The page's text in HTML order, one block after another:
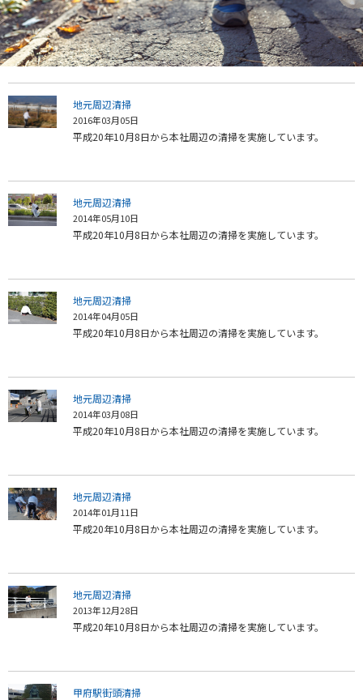
地元周辺清掃
2016年03月05日
平成20年10月8日から本社周辺の清掃を実施しています。
地元周辺清掃
2014年05月10日
平成20年10月8日から本社周辺の清掃を実施しています。
地元周辺清掃
2014年04月05日
平成20年10月8日から本社周辺の清掃を実施しています。
地元周辺清掃
2014年03月08日
平成20年10月8日から本社周辺の清掃を実施しています。
地元周辺清掃
2014年01月11日
平成20年10月8日から本社周辺の清掃を実施しています。
地元周辺清掃
2013年12月28日
平成20年10月8日から本社周辺の清掃を実施しています。
甲府駅街頭清掃